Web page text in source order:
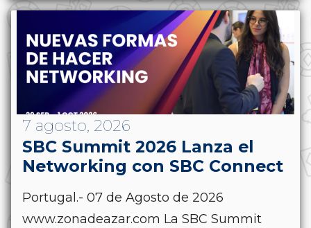
7 agosto, 2026
SBC Summit 2026 Lanza el
Networking con SBC Connect
Portugal.- 07 de Agosto de 2026
www.zonadeazar.com La SBC Summit